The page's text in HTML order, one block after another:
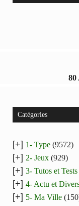
80
Catégories
[+] 1- Type (9572)
[+] 2- Jeux (929)
[+] 3- Tutos et Tests
[+] 4- Actu et
[+] 5- Ma Ville